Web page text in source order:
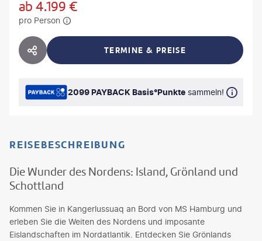
ab4.199 €
pro Person
HOTEL TEILEN TERMINE & PREISE
2099 PAYBACK Basis°Punkte sammeln!
REISEBESCHREIBUNG
Die Wunder des Nordens: Island, Grönland und
Schottland
Kommen Sie in Kangerlussuaq an Bord von MS Hamburg und
erleben Sie die Weiten des Nordens und imposante
Eislandschaften im Nordatlantik. Entdecken Sie Grönlands